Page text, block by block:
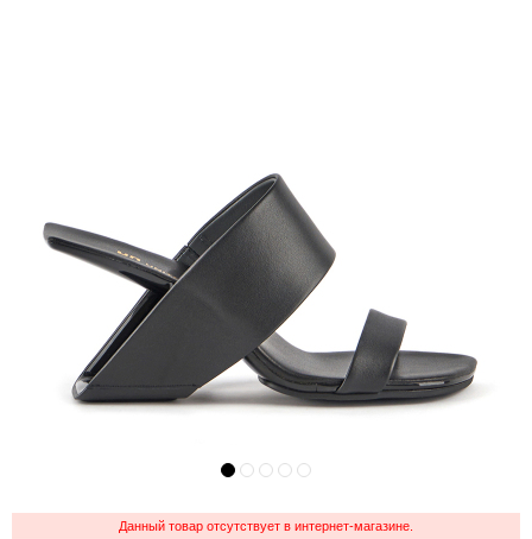
Данный товар отсутствует в интернет-магазине.